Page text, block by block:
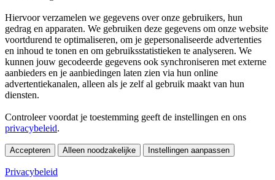
Hiervoor verzamelen we gegevens over onze gebruikers, hun
gedrag en apparaten. We gebruiken deze gegevens om onze website
voortdurend te optimaliseren, om je gepersonaliseerde advertenties
en inhoud te tonen en om gebruiksstatistieken te analyseren. We
kunnen jouw gecodeerde gegevens ook synchroniseren met externe
aanbieders en je aanbiedingen laten zien via hun online
advertentiekanalen, alleen als je zelf al gebruik maakt van hun
diensten.
Controleer voordat je toestemming geeft de instellingen en ons
privacybeleid.
Accepteren Alleen noodzakelijke Instellingen aanpassen
Privacybeleid